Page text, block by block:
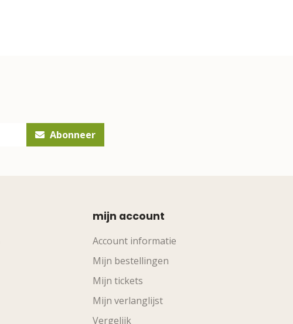
Abonneer
mijn account
Account informatie
Mijn bestellingen
Mijn tickets
Mijn verlanglijst
Vergelijk